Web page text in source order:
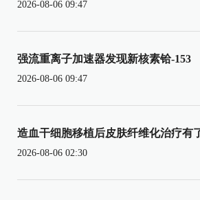
2026-08-06 09:47
强流重离子加速器发现新核素铪-153
2026-08-06 09:47
造血干细胞移植后皮肤纤维化治疗有
2026-08-06 02:30